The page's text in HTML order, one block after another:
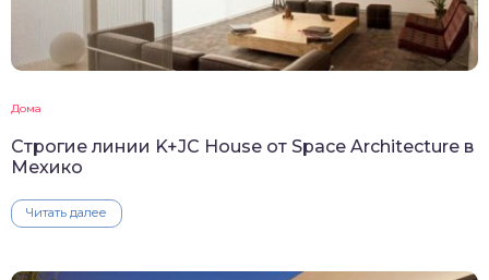
Дома
Строгие линии K+JC House от Space Architecture в
Мехико
Читать далее